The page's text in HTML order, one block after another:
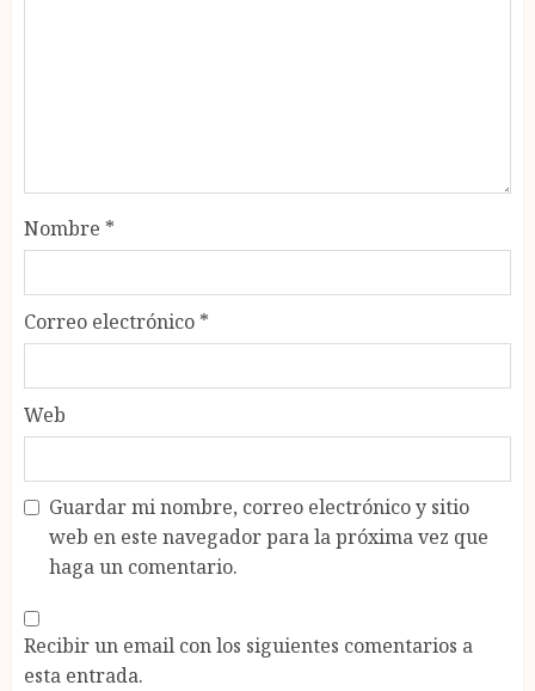
Nombre *
Correo electrónico *
Web
Guardar mi nombre, correo electrónico y sitio
web en este navegador para la próxima vez que
haga un comentario.
Recibir un email con los siguientes comentarios a
esta entrada.